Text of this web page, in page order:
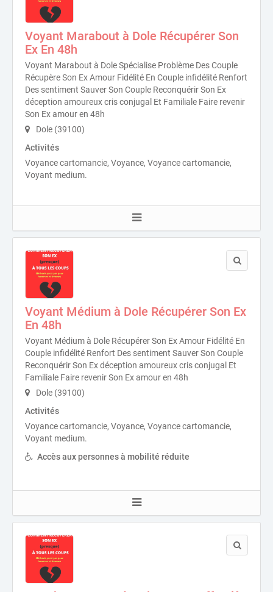
Voyant Marabout à Dole Récupérer Son
Ex En 48h
Voyant Marabout à Dole Spécialise Problème Des Couple
Récupère Son Ex Amour Fidélité En Couple infidélité Renfort
Des sentiment Sauver Son Couple Reconquérir Son Ex
déception amoureux cris conjugal Et Familiale Faire revenir
Son Ex amour en 48h
Dole (39100)
Activités
Voyance cartomancie, Voyance, Voyance cartomancie,
Voyant medium.
Voyant Médium à Dole Récupérer Son Ex
En 48h
Voyant Médium à Dole Récupérer Son Ex Amour Fidélité En
Couple infidélité Renfort Des sentiment Sauver Son Couple
Reconquérir Son Ex déception amoureux cris conjugal Et
Familiale Faire revenir Son Ex amour en 48h
Dole (39100)
Activités
Voyance cartomancie, Voyance, Voyance cartomancie,
Voyant medium.
Accès aux personnes à mobilité réduite